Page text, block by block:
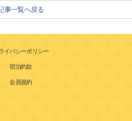
事一覧へ戻る
イバシーポリシー
宿泊約款
会員規約